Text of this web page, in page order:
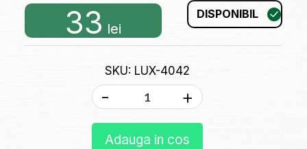
33 lei
DISPONIBIL
SKU: LUX-4042
- +
Adauga in cos